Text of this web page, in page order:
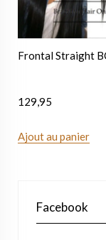
Frontal Straight
129,95
Ajout au panier
Facebook